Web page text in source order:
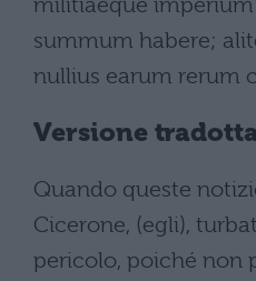
summum habere;
nullius earum rerum
Versione
Quando queste
Cicerone, (egli),
pericolo, poiché non